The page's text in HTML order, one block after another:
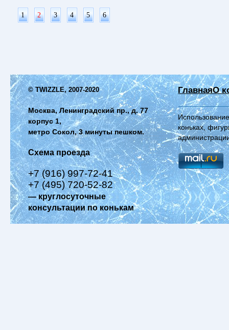
1 2 3 4 5 6
© TWIZZLE, 2007-2020
Москва, Ленинградский пр., д. 77
корпус 1,
метро Сокол, 3 минуты пешком.
Схема проезда
+7 (916) 997-72-41
+7 (495) 720-52-82
— круглосуточные
консультации по конькам
ГлавнаяО
коньках,